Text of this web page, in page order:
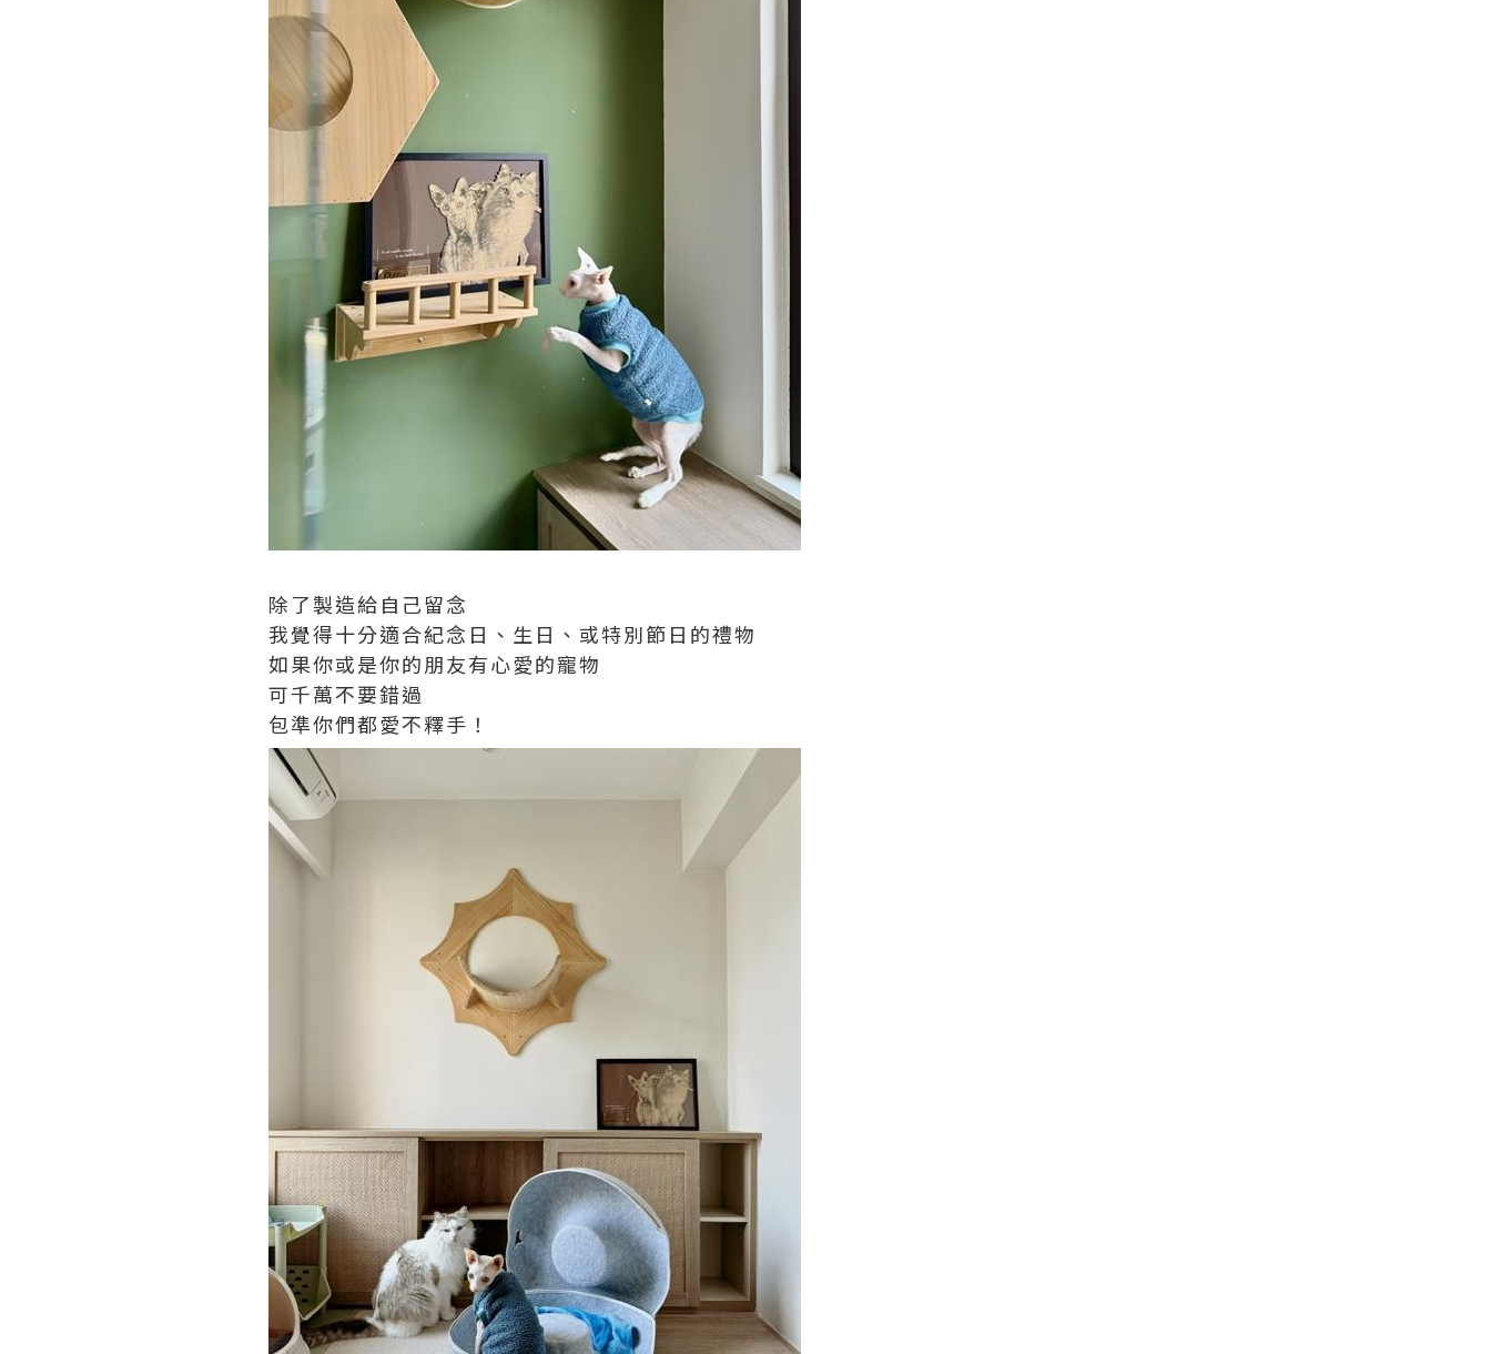
除了製造給自己留念
我覺得十分適合紀念日、生日、或特別節日的禮物
如果你或是你的朋友有心愛的寵物
可千萬不要錯過
包準你們都愛不釋手！